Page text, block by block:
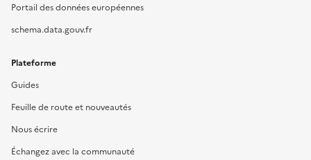
Portail des données européennes
schema.data.gouv.fr
Plateforme
Guides
Feuille de route et nouveautés
Nous écrire
Échangez avec la communauté